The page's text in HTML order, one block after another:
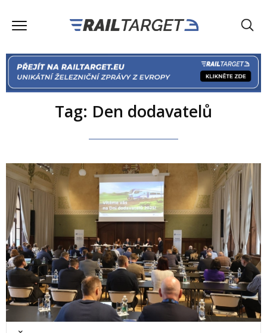
Tag: Den dodavatelů